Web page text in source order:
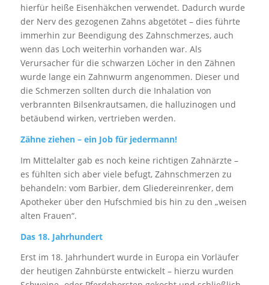
hierfür heiße Eisenhäkchen verwendet. Dadurch wurde
der Nerv des gezogenen Zahns abgetötet – dies führte
immerhin zur Beendigung des Zahnschmerzes, auch
wenn das Loch weiterhin vorhanden war. Als
Verursacher für die schwarzen Löcher in den Zähnen
wurde lange ein Zahnwurm angenommen. Dieser und
die Schmerzen sollten durch die Inhalation von
verbrannten Bilsenkrautsamen, die halluzinogen und
betäubend wirken, vertrieben werden.
Zähne ziehen – ein Job für jedermann!
Im Mittelalter gab es noch keine richtigen Zahnärzte –
es fühlten sich aber viele befugt, Zahnschmerzen zu
behandeln: vom Barbier, dem Gliedereinrenker, dem
Apotheker über den Hufschmied bis hin zu den „weisen
alten Frauen“.
Das 18. Jahrhundert
Erst im 18. Jahrhundert wurde in Europa ein Vorläufer
der heutigen Zahnbürste entwickelt – hierzu wurden